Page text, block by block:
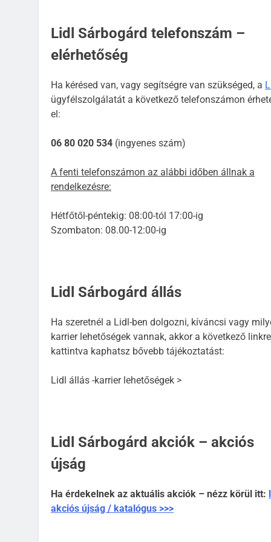
Lidl Sárbogárd telefonszám –
elérhetőség
Ha kérésed van, vagy segítségre van szükséged, a
ügyfélszolgálatát a következő telefonszámon
el:
06 80 020 534 (ingyenes szám)
A fenti telefonszámon az alábbi időben állnak a
rendelkezésre:
Hétfőtől-péntekig: 08:00-tól 17:00-ig
Szombaton: 08.00-12:00-ig
Lidl Sárbogárd állás
Ha szeretnél a Lidl-ben dolgozni, kíváncsi vagy
karrier lehetőségek vannak, akkor a következő linkre
kattintva kaphatsz bővebb tájékoztatást:
Lidl állás -karrier lehetőségek >
Lidl Sárbogárd akciók – akciós
újság
Ha érdekelnek az aktuális akciók – nézz körül itt:
akciós újság / katalógus >>>